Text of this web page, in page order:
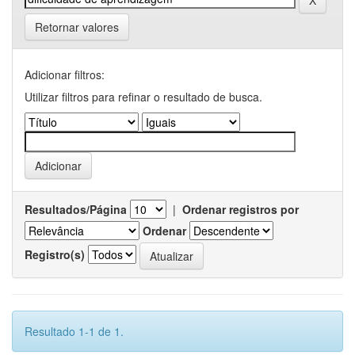
Retornar valores
Adicionar filtros:
Utilizar filtros para refinar o resultado de busca.
Resultados/Página | Ordenar registros por
Ordenar
Registro(s)
Resultado 1-1 de 1.